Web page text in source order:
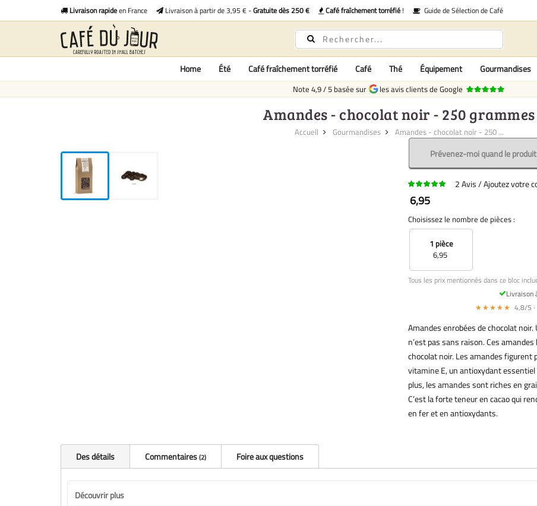
Livraison rapideen France Livraison à partir de 3,95 € -Gratuite dès 250 € Café fraîchement torréfié ! Guide de Sélection de Café
Home Été Café fraîchement torréfié Café Thé Équipement Gourmandises
Note 4,9/5 basée sur les avis clients de Google
Amandes - chocolat noir - 250 grammes
Accueil Gourmandises Amandes - chocolat noir - 250 ...
Prévenez-moi quand le
2Avis Ajoutez votre
6,95
Choisissez le nombre de pièces :
1 pièce
6,95
Tous les prix mentionnés dans ce bloc
Livraison
★★★★★ 4,8/5
Amandes enrobées de chocolat
n’est pas sans raison. Ces
chocolat noir. Les amandes figurent
vitamine E, un antioxydant
plus, les amandes sont riches en
C’est la forte teneur en cacao qui
en fer et en antioxydants.
Des détails Commentaires 2 Foire aux questions
Découvrir plus